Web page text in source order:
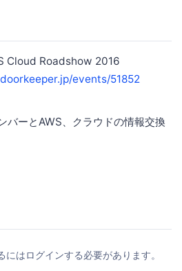
Cloud Roadshow 2016
events/51852
バーとAWS、クラウドの情報交換
にはログインする必要があります。